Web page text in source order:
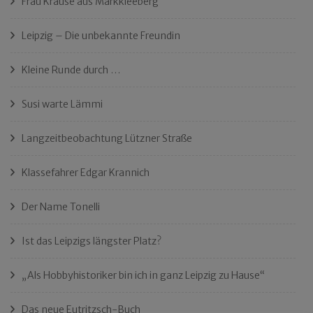
Leipzig – Die unbekannte Freundin
Kleine Runde durch …
Susi warte Lämmi
Langzeitbeobachtung Lützner Straße
Klassefahrer Edgar Krannich
Der Name Tonelli
Ist das Leipzigs längster Platz?
„Als Hobbyhistoriker bin ich in ganz Leipzig zu Hause“
Das neue Eutritzsch-Buch